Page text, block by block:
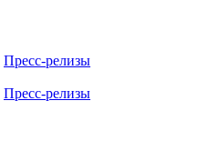
Пресс-релизы
Пресс-релизы